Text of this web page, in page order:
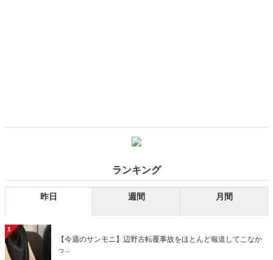
ランキング
昨日 週間 月間
1
【今週のサンモニ】辺野古転覆事故をほとんど報道してこなか
っ...